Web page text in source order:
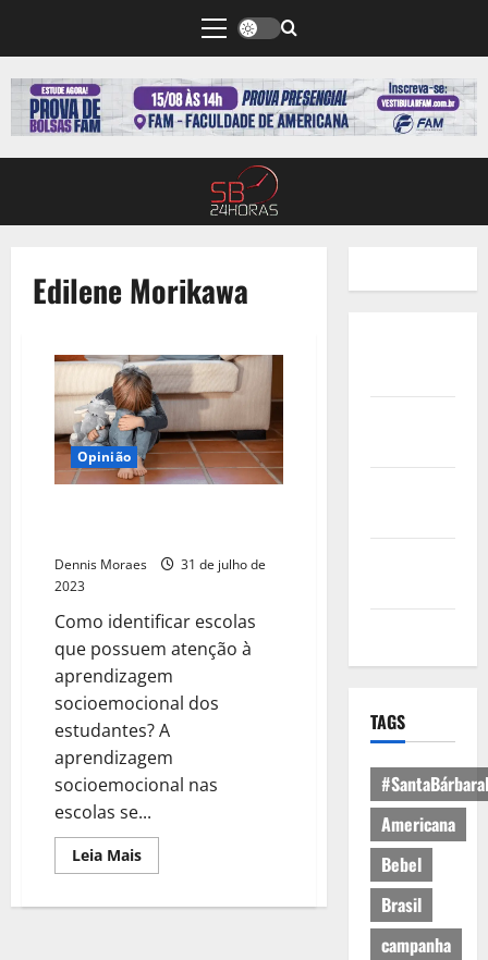
Edilene Morikawa
Opinião
Dennis Moraes
31 de julho de
2023
Como identificar escolas
que possuem atenção à
aprendizagem
socioemocional dos
estudantes? A
aprendizagem
socioemocional nas
escolas se...
Leia Mais
TAGS
Americana
Bebel
Brasil
campanha